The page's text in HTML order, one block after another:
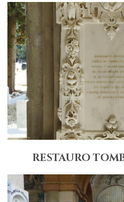
RESTAURO